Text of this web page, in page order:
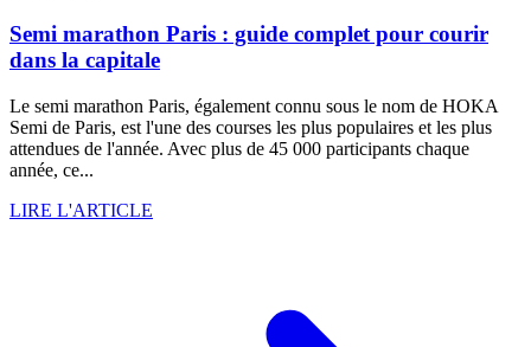
Semi marathon Paris : guide complet pour courir
dans la capitale
Le semi marathon Paris, également connu sous le nom de HOKA
Semi de Paris, est l'une des courses les plus populaires et les plus
attendues de l'année. Avec plus de 45 000 participants chaque
année, ce...
LIRE L'ARTICLE